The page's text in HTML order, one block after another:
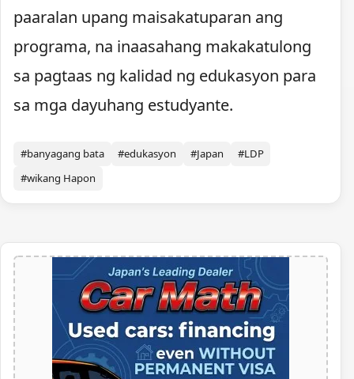
paaralan upang maisakatuparan ang
programa, na inaasahang makakatulong
sa pagtaas ng kalidad ng edukasyon para
sa mga dayuhang estudyante.
#banyagang bata #edukasyon #Japan
#LDP
#wikang Hapon